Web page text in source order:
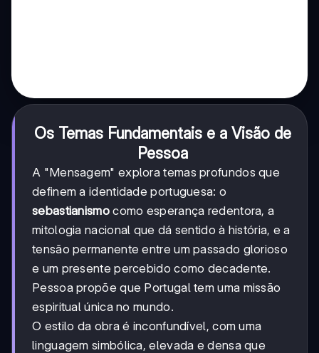
Os Temas Fundamentais e a Visão de
Pessoa
A "Mensagem" explora temas profundos que
definem a identidade portuguesa: o
sebastianismocomo esperança redentora, a
mitologia nacional que dá sentido à história, e a
tensão permanente entre um passado glorioso
e um presente percebido como decadente.
Pessoa propõe que Portugal tem uma missão
espiritual única no mundo.
O estilo da obra é inconfundível, com uma
linguagem simbólica, elevada e densa que